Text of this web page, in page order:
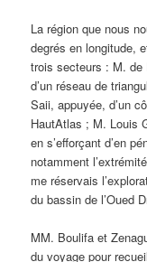
La région que nous
degrés en longitude,
trois secteurs : M. de
d’un réseau de
Saii, appuyée, d’un
HautAtlas ; M. Louis
en s’efforçant d’en
notamment
me réservais
du bassin de l’Oued
MM. Boulifa et
du voyage pour